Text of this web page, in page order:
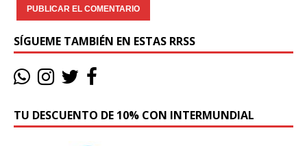
SÍGUEME TAMBIÉN EN ESTAS RRSS
TU DESCUENTO DE 10% CON INTERMUNDIAL